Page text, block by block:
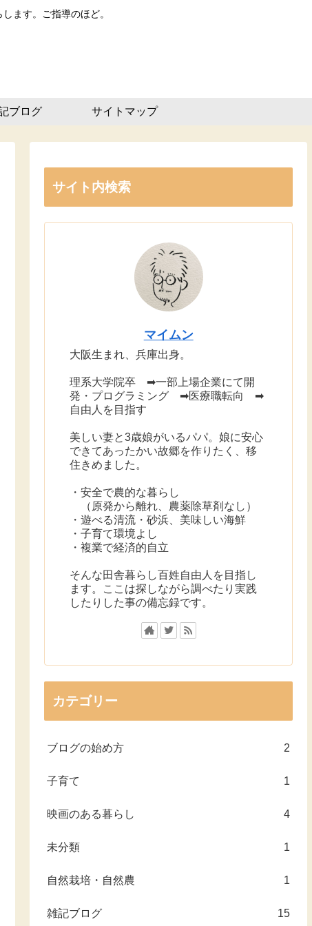
ます。ご指導のほど。
ブログ サイトマップ
サイト内検索
マイムン
大阪生まれ、兵庫出身。
理系大学院卒 ➡一部上場企業にて開
発・プログラミング ➡医療職転向 ➡
自由人を目指す
美しい妻と3歳娘がいるパパ。娘に安心
できてあったかい故郷を作りたく、移
住きめました。
・安全で農的な暮らし
（原発から離れ、農薬除草剤なし）
・遊べる清流・砂浜、美味しい海鮮
・子育て環境よし
・複業で経済的自立
そんな田舎暮らし百姓自由人を目指し
ます。ここは探しながら調べたり実践
したりした事の備忘録です。
カテゴリー
ブログの始め方 2
子育て 1
映画のある暮らし 4
未分類 1
自然栽培・自然農 1
雑記ブログ 15